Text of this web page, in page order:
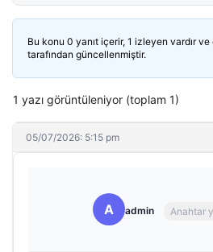
Bu konu 0 yanıt içerir, 1 izleyen vardır ve
tarafından güncellenmiştir.
1 yazı görüntüleniyor (toplam 1)
05/07/2026: 5:15 pm
A admin Anahtar